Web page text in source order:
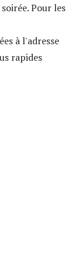
Pour les
à l'adresse
rapides